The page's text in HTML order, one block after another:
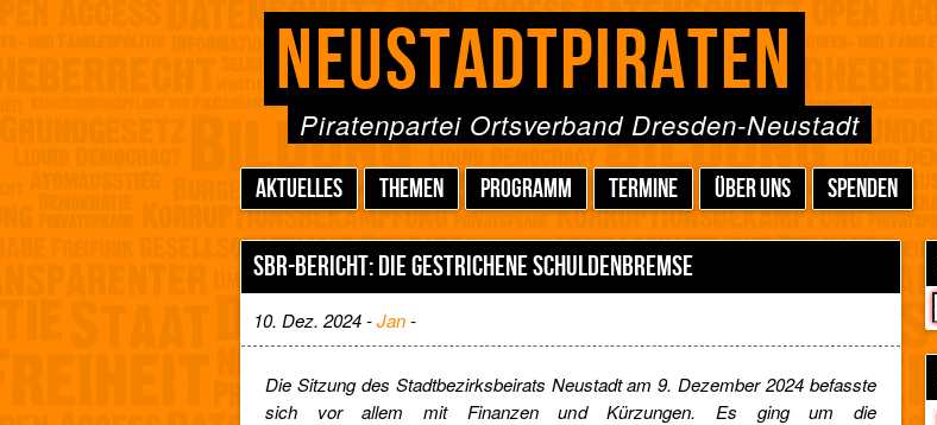
NEUSTADTPIRATEN
Piratenpartei Ortsverband Dresden-Neustadt
AKTUELLES THEMEN PROGRAMM TERMINE ÜBER UNS SPENDEN
SBR-BERICHT: DIE GESTRICHENE SCHULDENBREMSE
10. Dez. 2024 -Jan-
Die Sitzung des Stadtbezirksbeirats Neustadt am 9. Dezember 2024 befasste
sich vor allem mit Finanzen und Kürzungen. Es ging um die